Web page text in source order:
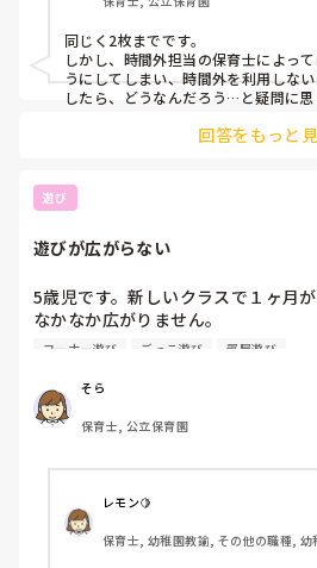
同じく2枚までです。
しかし、時間外担当の保育士によっ
うにしてしまい、時間外を利用しな
したら、どうなんだろう…と疑問に
回答をもっと
遊び
遊びが広がらない
5歳児です。新しいクラスで１ヶ月
なかなか広がりません。
お寿司屋さんごっこやビー玉転がし
かったりします。
少しずつ素材や見立てられるものを
が、続かないです。
いです。何か工夫されていることは
コーナー遊び ごっこ遊び 部屋遊び
そら
保育士, 公立保育園
レモン🍋
保育士, 幼稚園教諭, その他の職種,